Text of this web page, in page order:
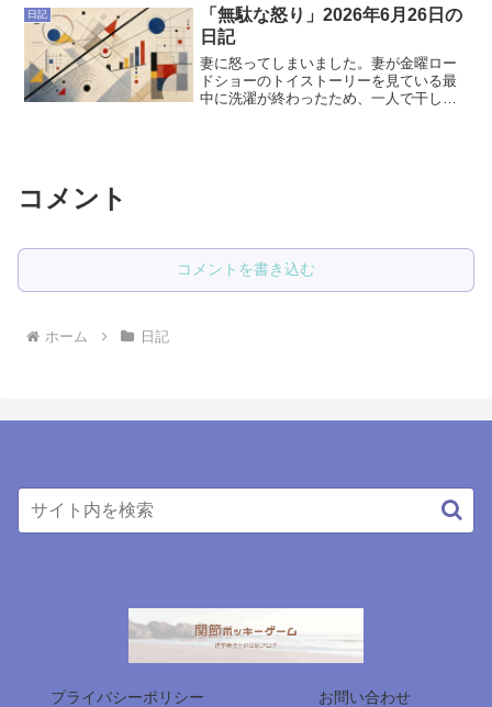
やることなすことに時間がかかる。頭は
回転しているので楽しくな...
日記
「無駄な怒り」2026年6月26日の
日記
妻に怒ってしまいました。妻が金曜ロー
ドショーのトイストーリーを見ている最
中に洗濯が終わったため、一人で干して
コメント
コメントを書き込む
ホーム 日記
プライバシーポリシー お問い合わせ